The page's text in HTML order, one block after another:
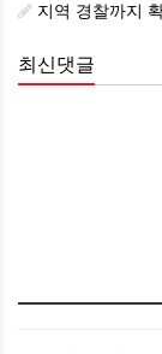
지역 경찰까지 확
최신댓글